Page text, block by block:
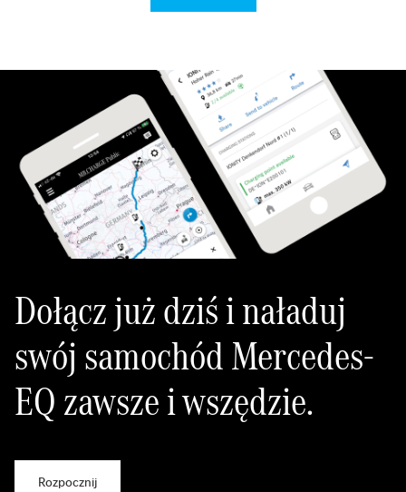
Dołącz już dziś i naładuj
swój samochód Mercedes-
EQ zawsze i wszędzie.
Rozpocznij